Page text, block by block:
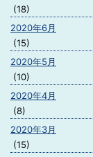
(18)
2020年6月
(15)
2020年5月
(10)
2020年4月
(8)
2020年3月
(15)